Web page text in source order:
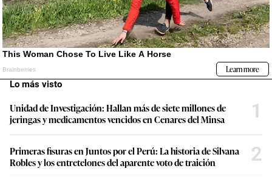
Lo más visto
Unidad de Investigación: Hallan más de siete millones de
jeringas y medicamentos vencidos en Cenares del Minsa
1
Primeras fisuras en Juntos por el Perú: La historia de Silvana
Robles y los entretelones del aparente voto de traición
2